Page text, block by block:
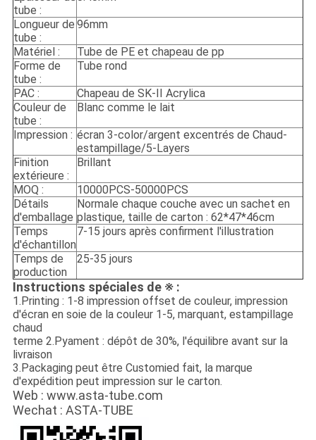
tube :
Longueur de
tube :
96mm
Matériel :
Tube de PE et chapeau de pp
Forme de
tube :
Tube rond
PAC :
Chapeau de SK-II Acrylica
Couleur de
tube :
Blanc comme le lait
Impression : écran 3-color/argent excentrés de Chaud-
estampillage/5-Layers
Finition
extérieure :
Brillant
MOQ :
10000PCS-50000PCS
Détails
d'emballage
Normale chaque couche avec un sachet en
plastique, taille de carton : 62*47*46cm
Temps
d'échantillon
7-15 jours après confirment l'illustration
Temps de
production
25-35 jours
Instructions spéciales de ※ :
1.Printing : 1-8 impression offset de couleur, impression
d'écran en soie de la couleur 1-5, marquant, estampillage
chaud
terme 2.Pyament : dépôt de 30%, l'équilibre avant sur la
livraison
3.Packaging peut être Customied fait, la marque
d'expédition peut impression sur le carton.
Web : www.asta-tube.com
Wechat : ASTA-TUBE